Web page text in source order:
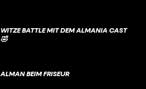
WITZE BATTLE MIT DEM ALMANIA CAST
🤣
ALMAN BEIM FRISEUR